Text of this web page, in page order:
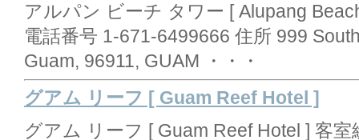
アルパン ビーチ タワー [ Alupang
電話番号 1-671-6499666 住所 999
Guam, 96911, GUAM ・・・
グアム リーフ [ Guam Reef Hotel ]
グアム リーフ [ Guam Reef Hotel ] 客